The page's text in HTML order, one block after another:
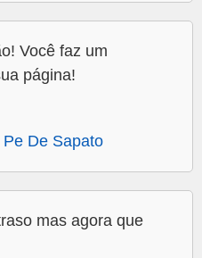
Você faz um
página!
De Sapato
mas agora que